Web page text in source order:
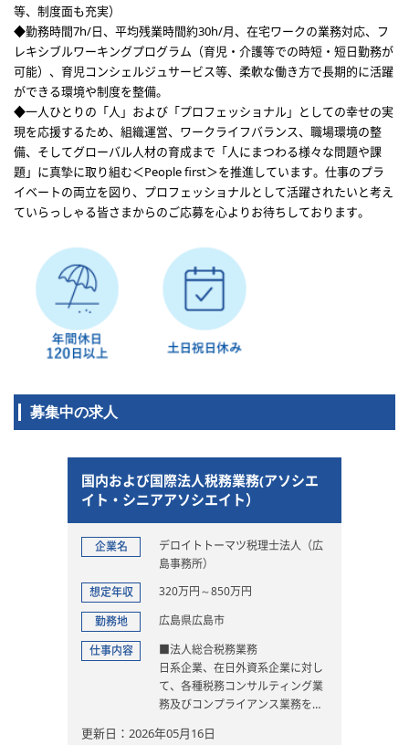
等、制度面も充実）
◆勤務時間7h/日、平均残業時間約30h/月、在宅ワークの業務対応、フ
レキシブルワーキングプログラム（育児・介護等での時短・短日勤務が
可能）、育児コンシェルジュサービス等、柔軟な働き方で長期的に活躍
ができる環境や制度を整備。
◆一人ひとりの「人」および「プロフェッショナル」としての幸せの実
現を応援するため、組織運営、ワークライフバランス、職場環境の整
備、そしてグローバル人材の育成まで「人にまつわる様々な問題や課
題」に真摯に取り組む＜People first＞を推進しています。仕事のプラ
イベートの両立を図り、プロフェッショナルとして活躍されたいと考え
ていらっしゃる皆さまからのご応募を心よりお待ちしております。
募集中の求人
国内および国際法人税務業務(アソシエ
イト・シニアアソシエイト）
企業名
デロイトトーマツ税理士法人（広
島事務所）
想定年収
320万円～850万円
勤務地
広島県広島市
仕事内容
■法人総合税務業務
日系企業、在日外資系企業に対し
て、各種税務コンサルティング業
務及びコンプライアンス業務を幅
・法人の日常的な相談に係る税務
更新日：2026年05月16日